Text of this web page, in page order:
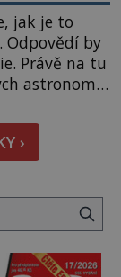
jak je to
Odpovědí by
Právě na tu
astronomů.
Bernstein
v rámci
›